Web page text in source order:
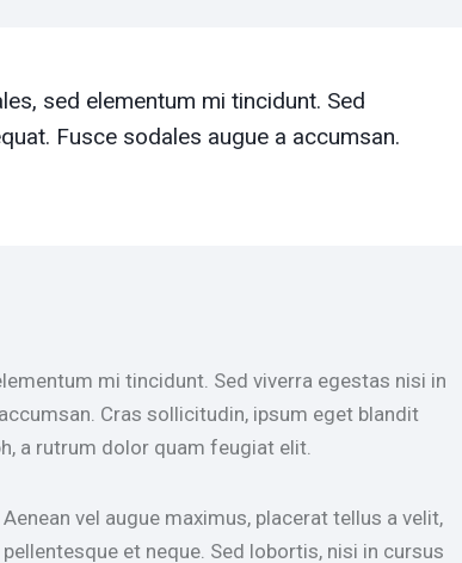
sed elementum mi tincidunt. Sed
Fusce sodales augue a accumsan.
mi tincidunt. Sed viverra egestas nisi in
Cras sollicitudin, ipsum eget blandit
a rutrum dolor quam feugiat elit.
Aenean vel augue maximus, placerat tellus a velit,
pellentesque et neque. Sed lobortis, nisi in cursus